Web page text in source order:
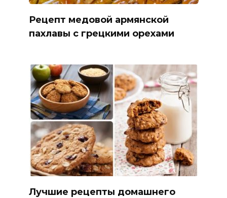
Рецепт медовой армянской
пахлавы с грецкими орехами
Лучшие рецепты домашнего